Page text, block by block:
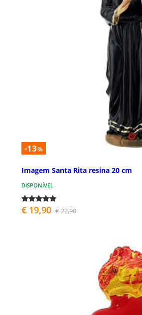
-13%
Imagem Santa Rita resina 20 cm
DISPONÍVEL
€ 19,90 € 22,90